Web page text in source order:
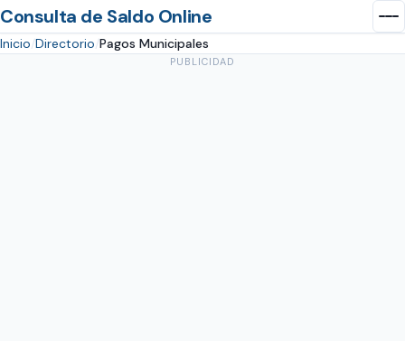
Consulta de Saldo Online
Inicio Directorio Pagos Municipales
PUBLICIDAD